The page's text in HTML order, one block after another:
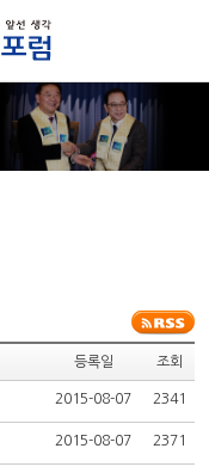
등록일 조회
2015-08-07 2341
2015-08-07 2371